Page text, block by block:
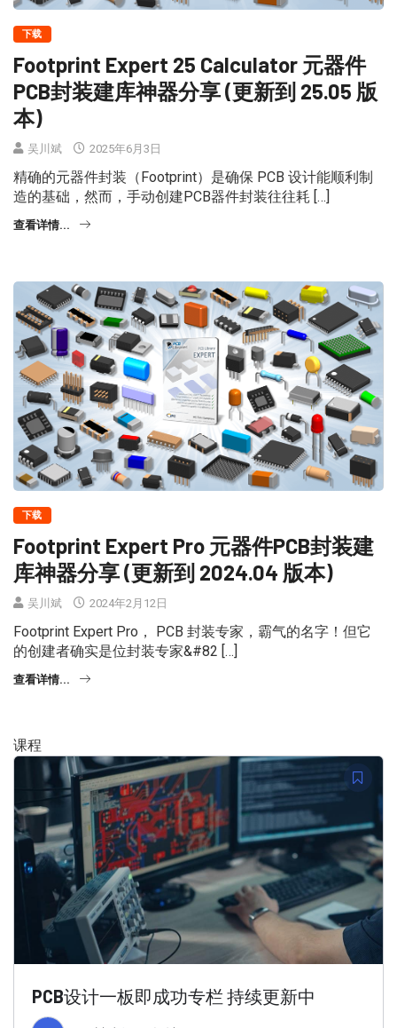
下载
Footprint Expert 25 Calculator 元器件
PCB封装建库神器分享 (更新到 25.05 版
本)
吴川斌 2025年6月3日
精确的元器件封装（Footprint）是确保 PCB 设计能顺利制
造的基础，然而，手动创建PCB器件封装往往耗 […]
查看详情...
下载
Footprint Expert Pro 元器件PCB封装建
库神器分享 (更新到 2024.04 版本)
吴川斌 2024年2月12日
Footprint Expert Pro， PCB 封装专家，霸气的名字！但它
的创建者确实是位封装专家&#82 […]
查看详情...
课程
PCB设计一板即成功专栏 持续更新中